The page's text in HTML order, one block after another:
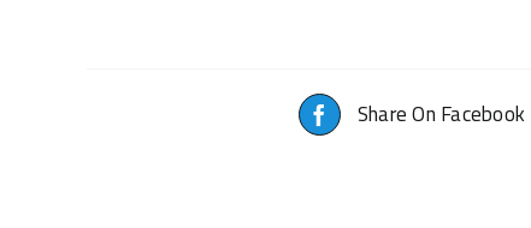
Share On Facebook